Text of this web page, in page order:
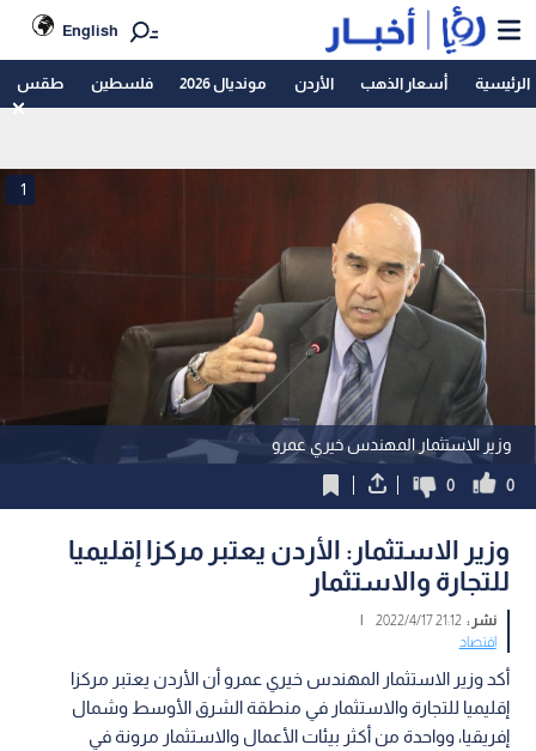
English
الرئيسية أسعار الذهب الأردن مونديال 2026 فلسطين طقس
وزير الاستثمار المهندس خيري عمرو
1
0
0
وزير الاستثمار: الأردن يعتبر مركزا إقليميا
للتجارة والاستثمار
نشر :21:12 2022/4/17
|
اقتصاد
أكد وزير الاستثمار المهندس خيري عمرو أن الأردن يعتبر مركزا
إقليميا للتجارة والاستثمار في منطقة الشرق الأوسط وشمال
إفريقيا، وواحدة من أكثر بيئات الأعمال والاستثمار مرونة في